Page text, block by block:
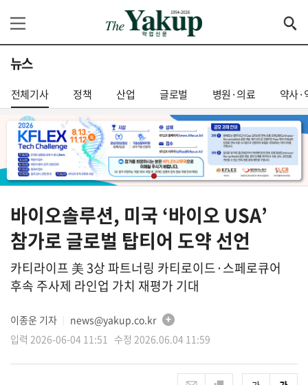
뉴스
전체기사 정책 산업 글로벌 병원·의료 약사·
바이오솔루션, 미국 ‘바이오 USA’
참가로 글로벌 탑티어 도약 선언
카티라이프 美 3상 파트너링 카티로이드·스페로큐어
후속 주사제 라인업 가치 재평가 기대
이종운 기자
news@yakup.co.kr
입력 2026-06-04 11:51 수정 2026.06.04 11:59